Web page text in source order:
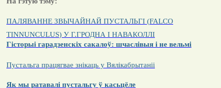
ПАЛЯВАННЕ ЗВЫЧАЙНАЙ ПУСТАЛЬГІ (FALCO
TINNUNCULUS) У Г.ГРОДНА І НАВАКОЛЛІ
Гісторыі гарадзенскіх сакалоў: шчаслівыя і не вельмі
Пустальга працягвае знікаць у Вялікабрытаніі
Як мы ратавалі пустальгу ў касьцёле